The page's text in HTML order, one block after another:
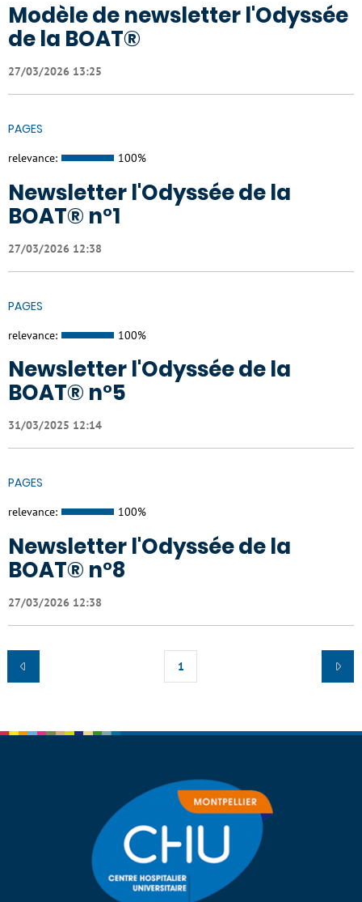
Modèle de newsletter l'Odyssée
de la BOAT®
27/03/2026 13:25
PAGES
relevance: 100%
Newsletter l'Odyssée de la
BOAT® n°1
27/03/2026 12:38
PAGES
relevance: 100%
Newsletter l'Odyssée de la
BOAT® n°5
31/03/2025 12:14
PAGES
relevance: 100%
Newsletter l'Odyssée de la
BOAT® n°8
27/03/2026 12:38
1